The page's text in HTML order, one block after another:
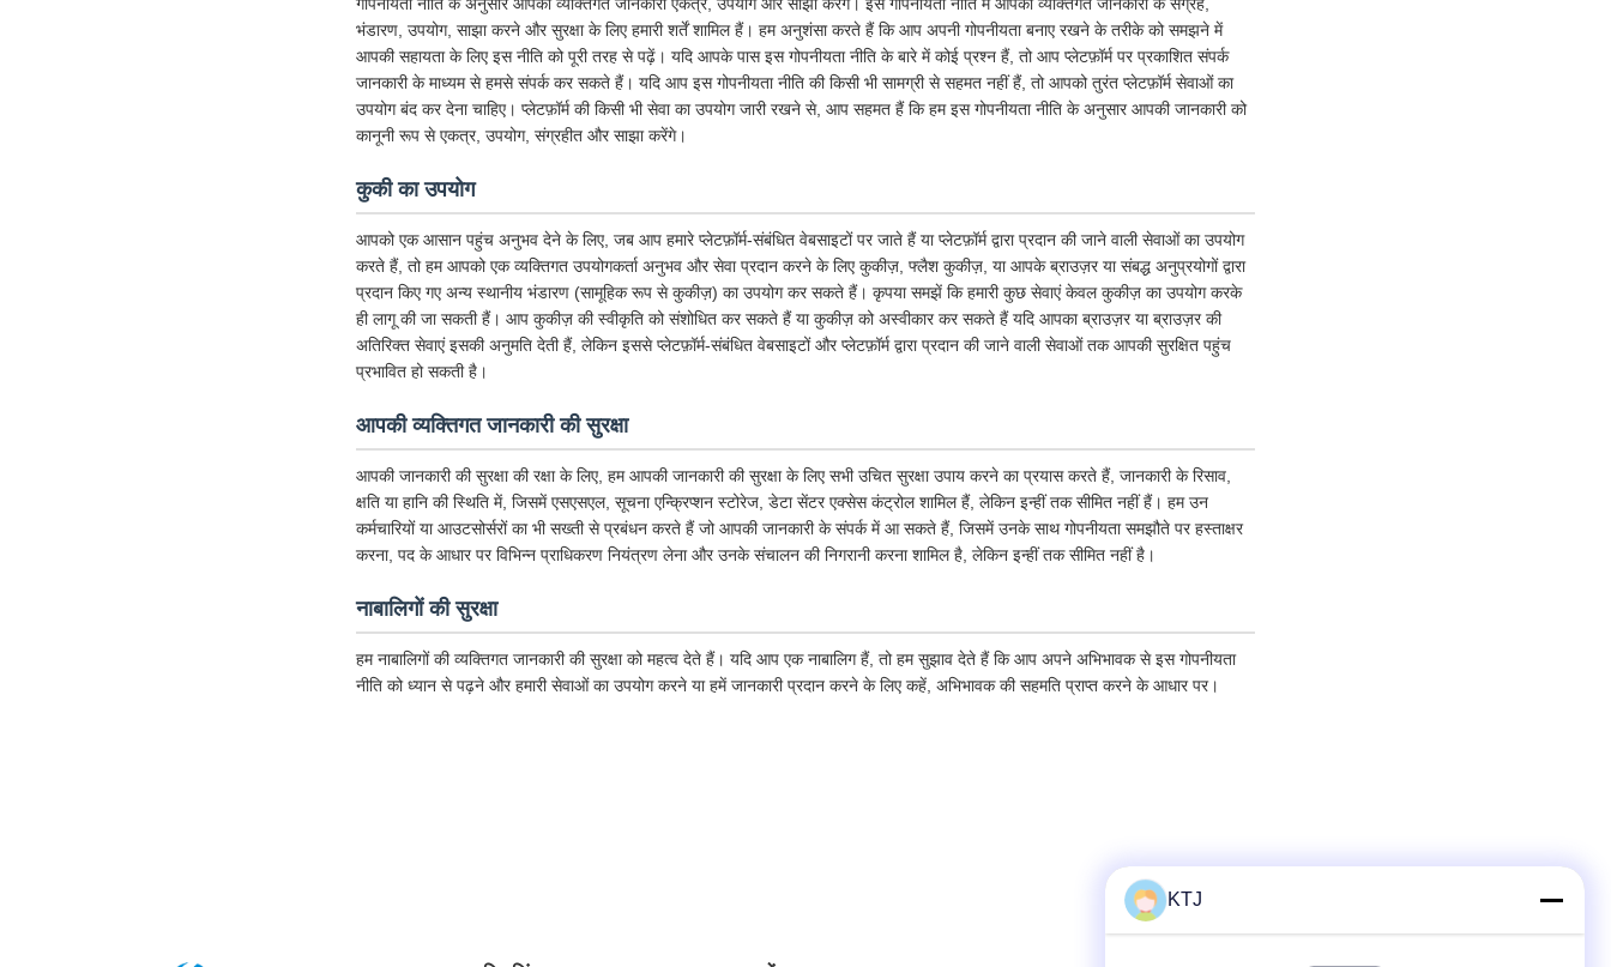
भंडारण, उपयोग, साझा करने और सुरक्षा के लिए हमारी शर्तें शामिल हैं। हम अनुशंसा करते हैं कि आप अपनी गोपनीयता बनाए रखने के तरीके को समझने में
आपकी सहायता के लिए इस नीति को पूरी तरह से पढ़ें। यदि आपके पास इस गोपनीयता नीति के बारे में कोई प्रश्न हैं, तो आप प्लेटफ़ॉर्म पर प्रकाशित संपर्क
जानकारी के माध्यम से हमसे संपर्क कर सकते हैं। यदि आप इस गोपनीयता नीति की किसी भी सामग्री से सहमत नहीं हैं, तो आपको तुरंत प्लेटफ़ॉर्म सेवाओं का
उपयोग बंद कर देना चाहिए। प्लेटफ़ॉर्म की किसी भी सेवा का उपयोग जारी रखने से, आप सहमत हैं कि हम इस गोपनीयता नीति के अनुसार आपकी जानकारी को
कानूनी रूप से एकत्र, उपयोग, संग्रहीत और साझा करेंगे।
कुकी का उपयोग
आपको एक आसान पहुंच अनुभव देने के लिए, जब आप हमारे प्लेटफ़ॉर्म-संबंधित वेबसाइटों पर जाते हैं या प्लेटफ़ॉर्म द्वारा प्रदान की जाने वाली सेवाओं का उपयोग
करते हैं, तो हम आपको एक व्यक्तिगत उपयोगकर्ता अनुभव और सेवा प्रदान करने के लिए कुकीज़, फ्लैश कुकीज़, या आपके ब्राउज़र या संबद्ध अनुप्रयोगों द्वारा
प्रदान किए गए अन्य स्थानीय भंडारण (सामूहिक रूप से कुकीज़) का उपयोग कर सकते हैं। कृपया समझें कि हमारी कुछ सेवाएं केवल कुकीज़ का उपयोग करके
ही लागू की जा सकती हैं। आप कुकीज़ की स्वीकृति को संशोधित कर सकते हैं या कुकीज़ को अस्वीकार कर सकते हैं यदि आपका ब्राउज़र या ब्राउज़र की
अतिरिक्त सेवाएं इसकी अनुमति देती हैं, लेकिन इससे प्लेटफ़ॉर्म-संबंधित वेबसाइटों और प्लेटफ़ॉर्म द्वारा प्रदान की जाने वाली सेवाओं तक आपकी सुरक्षित पहुंच
प्रभावित हो सकती है।
आपकी व्यक्तिगत जानकारी की सुरक्षा
आपकी जानकारी की सुरक्षा की रक्षा के लिए, हम आपकी जानकारी की सुरक्षा के लिए सभी उचित सुरक्षा उपाय करने का प्रयास करते हैं, जानकारी के रिसाव,
क्षति या हानि की स्थिति में, जिसमें एसएसएल, सूचना एन्क्रिप्शन स्टोरेज, डेटा सेंटर एक्सेस कंट्रोल शामिल हैं, लेकिन इन्हीं तक सीमित नहीं हैं। हम उन
कर्मचारियों या आउटसोर्सरों का भी सख्ती से प्रबंधन करते हैं जो आपकी जानकारी के संपर्क में आ सकते हैं, जिसमें उनके साथ गोपनीयता समझौते पर हस्ताक्षर
करना, पद के आधार पर विभिन्न प्राधिकरण नियंत्रण लेना और उनके संचालन की निगरानी करना शामिल है, लेकिन इन्हीं तक सीमित नहीं है।
नाबालिगों की सुरक्षा
हम नाबालिगों की व्यक्तिगत जानकारी की सुरक्षा को महत्व देते हैं। यदि आप एक नाबालिग हैं, तो हम सुझाव देते हैं कि आप अपने अभिभावक से इस गोपनीयता
नीति को ध्यान से पढ़ने और हमारी सेवाओं का उपयोग करने या हमें जानकारी प्रदान करने के लिए कहें, अभिभावक की सहमति प्राप्त करने के आधार पर।
KTJ